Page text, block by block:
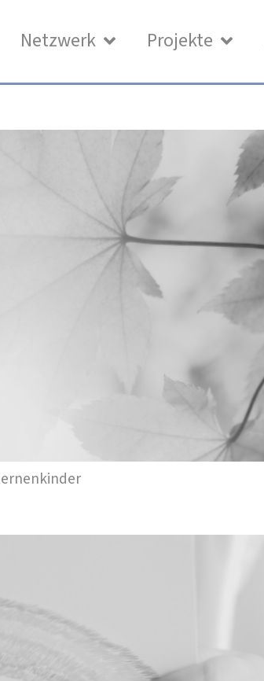
Netzwerk Projekte